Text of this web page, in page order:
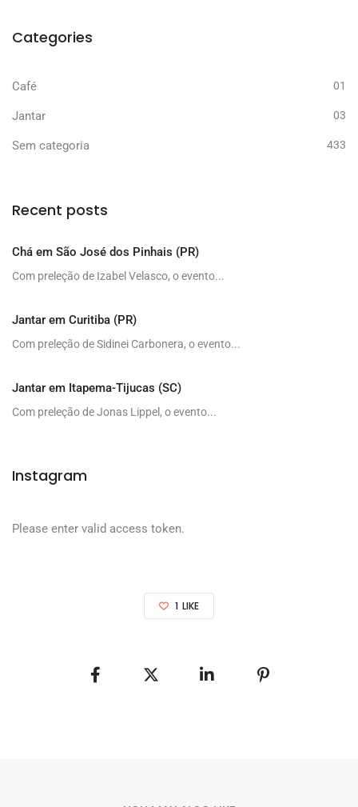
Categories
Café 01
Jantar 03
Sem categoria 433
Recent posts
Chá em São José dos Pinhais (PR)
Com preleção de Izabel Velasco, o evento...
Jantar em Curitiba (PR)
Com preleção de Sidinei Carbonera, o evento...
Jantar em Itapema-Tijucas (SC)
Com preleção de Jonas Lippel, o evento...
Instagram
Please enter valid access token.
1 LIKE